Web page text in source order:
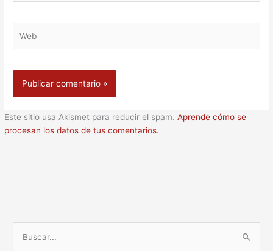
Este sitio usa Akismet para reducir el spam.Aprende cómo se
procesan los datos de tus comentarios.